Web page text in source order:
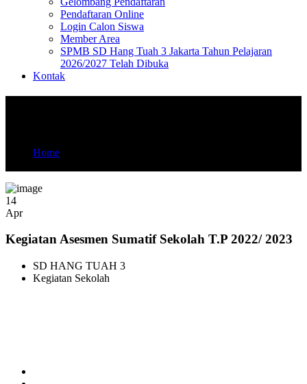
Pendaftaran Online
Login Calon Siswa
Member Area
SPMB SD Hang Tuah 3 Jakarta Tahun Pelajaran
2026/2027 Telah Dibuka
Kontak
Home
14
Apr
Kegiatan Asesmen Sumatif Sekolah T.P 2022/ 2023
SD HANG TUAH 3
Kegiatan Sekolah